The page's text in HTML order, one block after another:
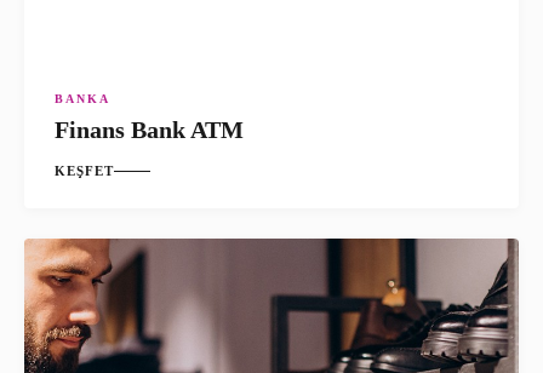
BANKA
Finans Bank ATM
KEŞFET